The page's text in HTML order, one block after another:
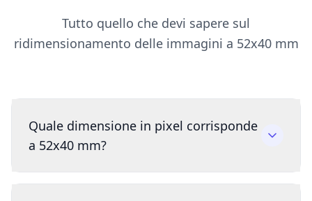
Tutto quello che devi sapere sul
ridimensionamento delle immagini a 52x40 mm
Quale dimensione in pixel corrisponde
a 52x40 mm?